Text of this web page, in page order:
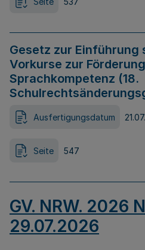
Gesetz zur Einführung
Vorkurse zur
Sprachkompetenz (18.
Ausfertigungsdatum
Seite 547
GV. NRW. 2026
29.07.2026